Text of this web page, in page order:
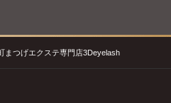
つげエクステ専門店3Deyelash